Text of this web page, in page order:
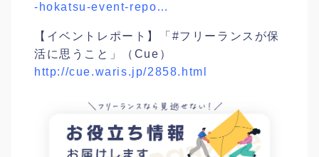
-hokatsu-event-repo…
【イベントレポート】「#フリーランスが保
活に思うこと」（Cue）
http://cue.waris.jp/2858.html